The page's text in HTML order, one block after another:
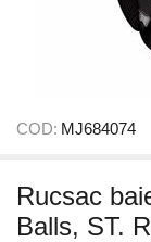
COD: MJ684074
Rucsac
Balls, ST.